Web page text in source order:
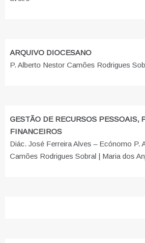
ARQUIVO DIOCESANO
P. Alberto Nestor Camões Rodrigues
GESTÃO DE RECURSOS PESSOAIS,
FINANCEIROS
Diác. José Ferreira Alves – Ecónomo P.
Camões Rodrigues Sobral | Maria dos